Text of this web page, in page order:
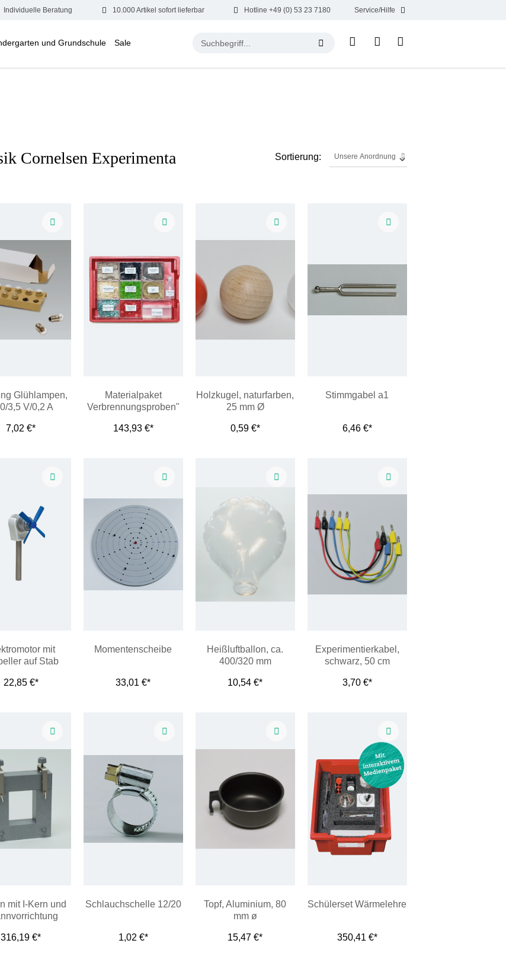
Individuelle Beratung 10.000 Artikel sofort lieferbar Hotline +49 (0) 53 23 7180 Service/Hilfe
und Grundschule Sale
Cornelsen Experimenta Sortierung:
Glühlampen,
3,5 V/0,2 A
7,02 €*
Materialpaket
Verbrennungsproben"
143,93 €*
Holzkugel, naturfarben,
25 mm Ø
0,59 €*
Stimmgabel a1
6,46 €*
mit
auf Stab
22,85 €*
Momentenscheibe
33,01 €*
Heißluftballon, ca.
400/320 mm
10,54 €*
Experimentierkabel,
schwarz, 50 cm
3,70 €*
mit I-Kern und
316,19 €*
Schlauchschelle 12/20
1,02 €*
Topf, Aluminium, 80
mm ø
15,47 €*
Schülerset Wärmelehre
350,41 €*